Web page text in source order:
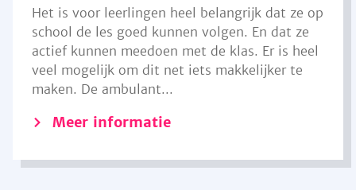
Het is voor leerlingen heel belangrijk dat ze op
school de les goed kunnen volgen. En dat ze
actief kunnen meedoen met de klas. Er is heel
veel mogelijk om dit net iets makkelijker te
maken. De ambulant...
Meer informatie